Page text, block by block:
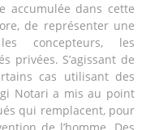
accumulée dans cette
de représenter une
concepteurs, les
privées. S’agissant de
cas utilisant des
Notari a mis au point
qui remplacent, pour